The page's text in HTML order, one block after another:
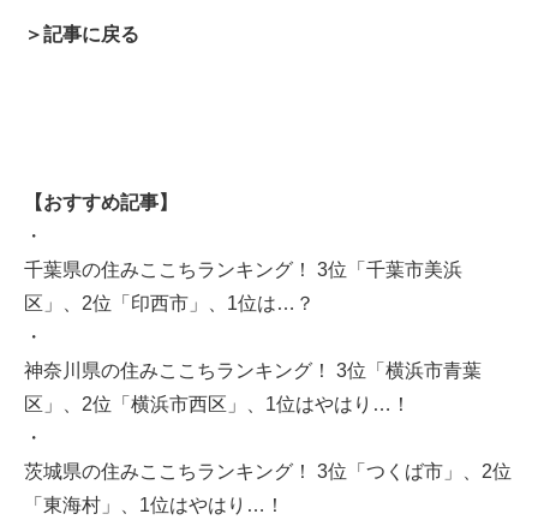
＞記事に戻る
【おすすめ記事】
・
千葉県の住みここちランキング！ 3位「千葉市美浜
区」、2位「印西市」、1位は…？
・
神奈川県の住みここちランキング！ 3位「横浜市青葉
区」、2位「横浜市西区」、1位はやはり…！
・
茨城県の住みここちランキング！ 3位「つくば市」、2位
「東海村」、1位はやはり…！